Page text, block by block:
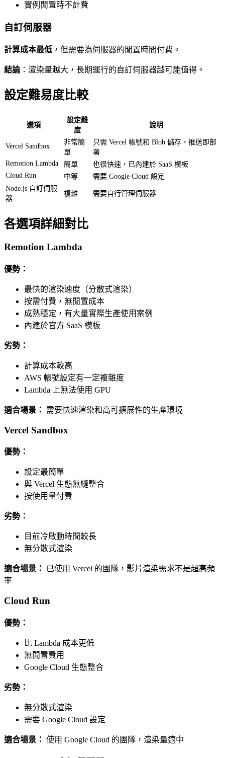
實例閒置時不計費
自訂伺服器
計算成本最低 ，但需要為伺服器的閒置時間付費。
結論：渲染量越大，長期運行的自訂伺服器越可能值得。
設定難易度比較
選項
設定難
度
說明
Vercel Sandbox
非常簡
單
只需 Vercel 帳號和 Blob 儲存，推送即部
署
Remotion Lambda
簡單
也很快速，已內建於 SaaS 模板
Cloud Run
中等
需要 Google Cloud 設定
Node.js 自訂伺服
器
複雜 需要自行管理伺服器
各選項詳細對比
Remotion Lambda
優勢：
最快的渲染速度（分散式渲染）
按需付費，無閒置成本
成熟穩定，有大量實際生產使用案例
內建於官方 SaaS 模板
劣勢：
計算成本較高
AWS 帳號設定有一定複雜度
Lambda 上無法使用 GPU
適合場景： 需要快速渲染和高可擴展性的生產環境
Vercel Sandbox
優勢：
設定最簡單
與 Vercel 生態無縫整合
按使用量付費
劣勢：
目前冷啟動時間較長
無分散式渲染
適合場景：
已使用 Vercel 的團隊，影片渲染需求不是超高頻
率
Cloud Run
優勢：
比 Lambda 成本更低
無閒置費用
Google Cloud 生態整合
劣勢：
無分散式渲染
需要 Google Cloud 設定
適合場景： 使用 Google Cloud 的團隊，渲染量適中